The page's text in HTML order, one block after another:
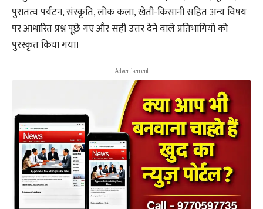
पुरातत्व पर्यटन, संस्कृति, लोक कला, खेती-किसानी सहित अन्य विषय
पर आधारित प्रश्न पूछे गए और सही उत्तर देने वाले प्रतिभागियों को
पुरस्कृत किया गया।
- Advertisement -